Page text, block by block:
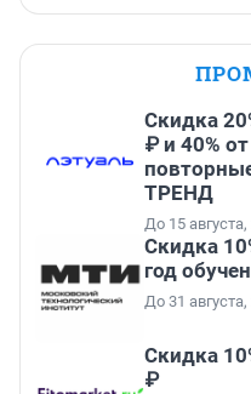
Скидка
₽ и 40%
ТРЕНД
До 15
Скидка
год
До 31
Скидка
₽